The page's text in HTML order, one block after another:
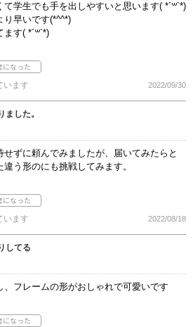
学生でも手を出しやすいと思います( *´꒳`*)
り早いです(*^^*)
す( *´꒳`*)
います 2022/09/30
ました。
ずに頼んでみましたが、届いてみたらと
う形のにも挑戦してみます。
います 2022/08/18
してる
、フレームの形がおしゃれで可愛いです